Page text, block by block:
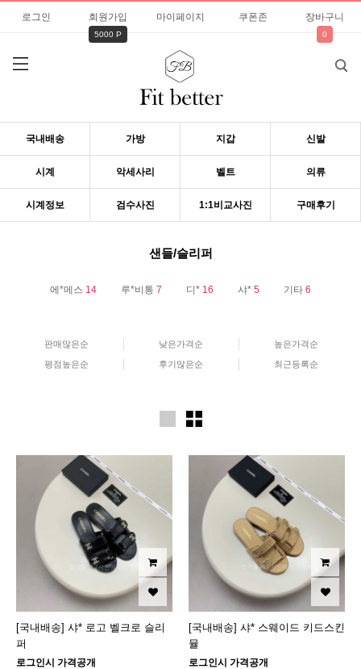
로그인 회원가입
5000 P
마이페이지 쿠폰존 장바구니
0
국내배송 가방 지갑 신발
시계 악세사리 벨트 의류
시계정보 검수사진 1:1비교사진 구매후기
샌들/슬리퍼
에*메스 14 루*비통 7 디* 16 샤* 5 기타 6
판매많은순 낮은가격순 높은가격순
평점높은순 후기많은순 최근등록순
[국내배송] 샤* 로고 벨크로 슬리
퍼
로그인시 가격공개
[국내배송] 샤* 스웨이드 키드스킨
뮬
로그인시 가격공개